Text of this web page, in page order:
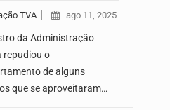
TVA ago 11, 2025
da Administração
repudiou o
de alguns
que se aproveitaram…